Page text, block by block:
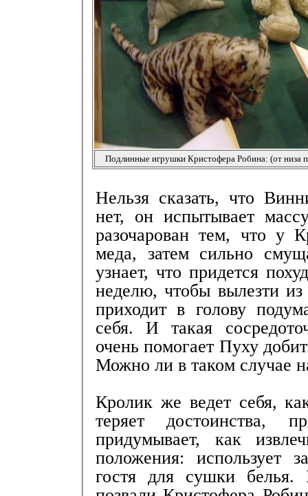
Подлинные игрушки Кристофера Робина: (от низа
Нельзя сказать, что
нет, он испытывает
разочарован тем, что у
меда, затем сильно
узнает, что придется
неделю, чтобы вылезти
приходит в голову
себя. И такая
очень помогает Пуху
Можно ли в таком случае
Кролик же ведет себя,
теряет достоинства,
придумывает, как
положения: использует
гостя для сушки